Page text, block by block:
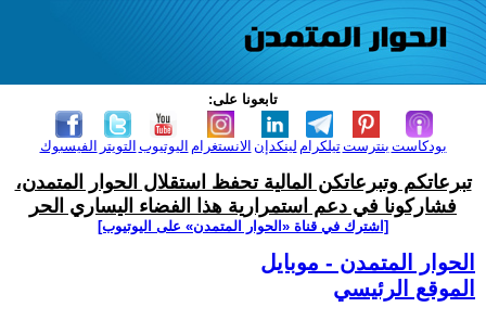
تابعونا على:
الفيسبوك التويتر اليوتيوب الانستغرام لينكدإن تيلكرامبنترست بودكاست
تبرعاتكم وتبرعاتكن المالية تحفظ استقلال الحوار المتمدن،
فشاركونا في دعم استمرارية هذا الفضاء اليساري الحر
[اشترك في قناة ‫«الحوار المتمدن» على اليوتيوب]
الحوار المتمدن - موبايل
الموقع الرئيسي